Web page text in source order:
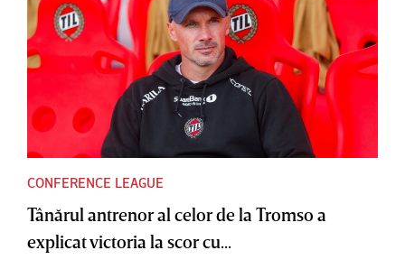
CONFERENCE LEAGUE
Tânărul antrenor al celor de la Tromso a
explicat victoria la scor cu...